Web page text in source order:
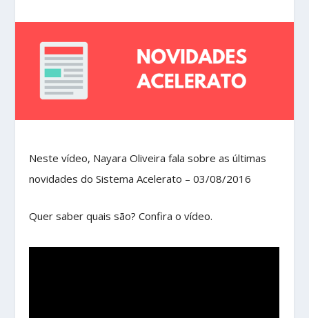
Neste vídeo, Nayara Oliveira fala sobre as últimas
novidades do Sistema Acelerato – 03/08/2016
Quer saber quais são? Confira o vídeo.